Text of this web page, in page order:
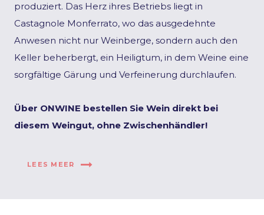
produziert. Das Herz ihres Betriebs liegt in
Castagnole Monferrato, wo das ausgedehnte
Anwesen nicht nur Weinberge, sondern auch den
Keller beherbergt, ein Heiligtum, in dem Weine eine
sorgfältige Gärung und Verfeinerung durchlaufen.
Über ONWINE bestellen Sie Wein direkt bei
diesem Weingut, ohne Zwischenhändler!
LEES MEER